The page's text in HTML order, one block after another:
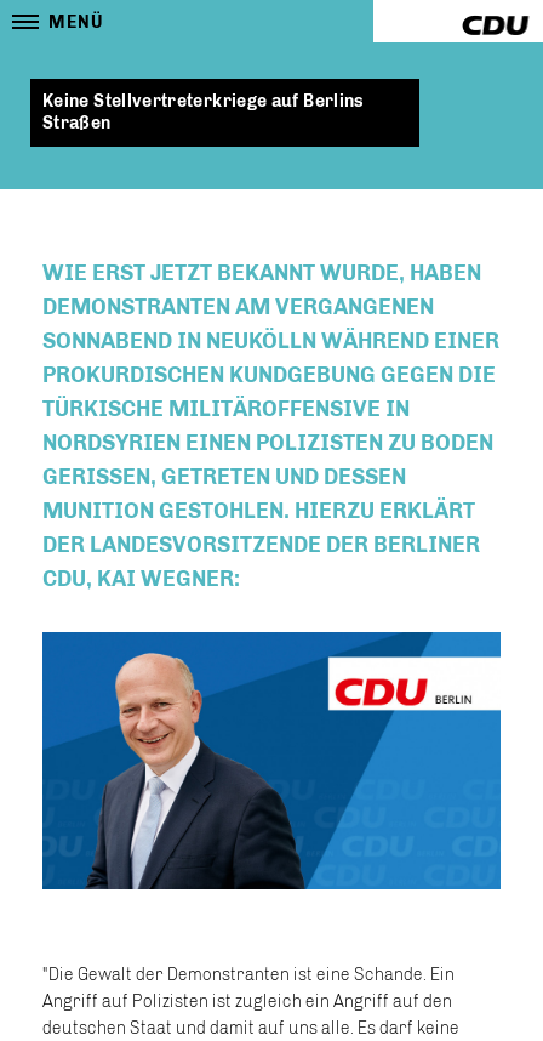
MENÜ
Keine Stellvertreterkriege auf Berlins
Straßen
WIE ERST JETZT BEKANNT WURDE, HABEN
DEMONSTRANTEN AM VERGANGENEN
SONNABEND IN NEUKÖLLN WÄHREND EINER
PROKURDISCHEN KUNDGEBUNG GEGEN DIE
TÜRKISCHE MILITÄROFFENSIVE IN
NORDSYRIEN EINEN POLIZISTEN ZU BODEN
GERISSEN, GETRETEN UND DESSEN
MUNITION GESTOHLEN. HIERZU ERKLÄRT
DER LANDESVORSITZENDE DER BERLINER
CDU, KAI WEGNER:
"Die Gewalt der Demonstranten ist eine Schande. Ein
Angriff auf Polizisten ist zugleich ein Angriff auf den
deutschen Staat und damit auf uns alle. Es darf keine